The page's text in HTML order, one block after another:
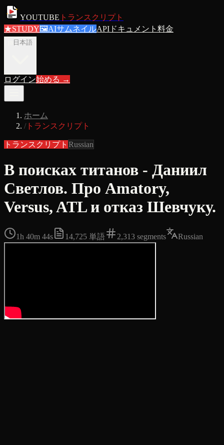
YOUTUBE トランスクリプト
★STUDY🖼AIサムネイルAPIドキュメント 料金
日本語
ログイン始める →
ホーム
/ トランスクリプト
トランスクリプト Russian
В поисках титанов - Даниил
Светлов. Про Amatory,
Versus, ATL и отказ Шевчуку.
1h 40m 44s 14,725 単語 2,313 segments Russian